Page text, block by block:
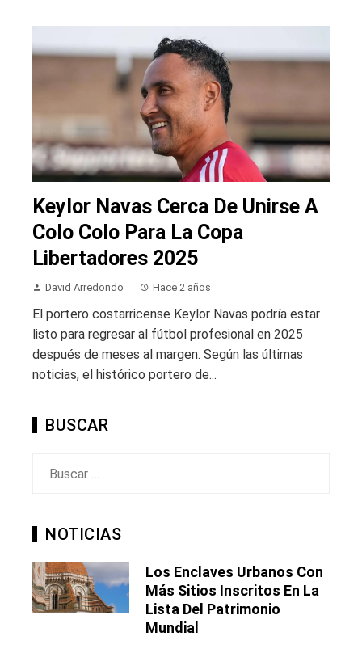
Keylor Navas Cerca De Unirse A
Colo Colo Para La Copa
Libertadores 2025
David Arredondo Hace 2 años
El portero costarricense Keylor Navas podría estar
listo para regresar al fútbol profesional en 2025
después de meses al margen. Según las últimas
noticias, el histórico portero de...
BUSCAR
NOTICIAS
Los Enclaves Urbanos Con
Más Sitios Inscritos En La
Lista Del Patrimonio
Mundial